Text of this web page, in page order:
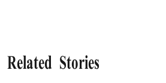
Related Stories